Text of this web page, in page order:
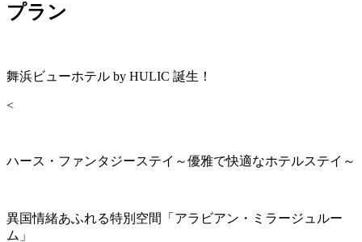
プラン
舞浜ビューホテル by HULIC 誕生！
<
ハース・ファンタジーステイ～優雅で快適なホテルステイ～
異国情緒あふれる特別空間「アラビアン・ミラージュルー
ム」